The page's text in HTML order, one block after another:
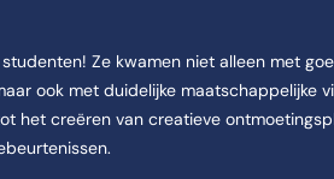
Ze kwamen niet alleen met
ook met duidelijke maatschappelijke
het creëren van creatieve